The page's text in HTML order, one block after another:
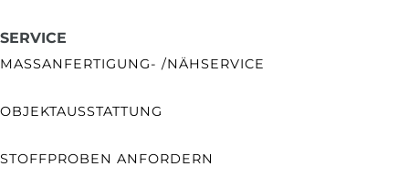
SERVICE
MASSANFERTIGUNG- /NÄHSERVICE
OBJEKTAUSSTATTUNG
STOFFPROBEN ANFORDERN